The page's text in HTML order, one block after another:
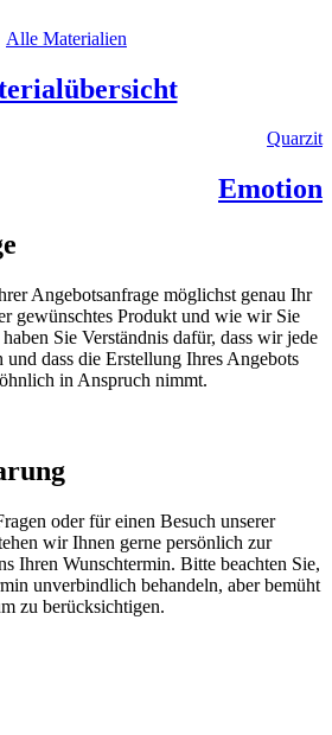
Alle Materialien
Quarzit
Emotion
Angebotsanfrage möglichst genau Ihr
gewünschtes Produkt und wie wir Sie
Sie Verständnis dafür, dass wir jede
und dass die Erstellung Ihres Angebots
in Anspruch nimmt.
oder für einen Besuch unserer
wir Ihnen gerne persönlich zur
Ihren Wunschtermin. Bitte beachten Sie,
unverbindlich behandeln, aber bemüht
zu berücksichtigen.